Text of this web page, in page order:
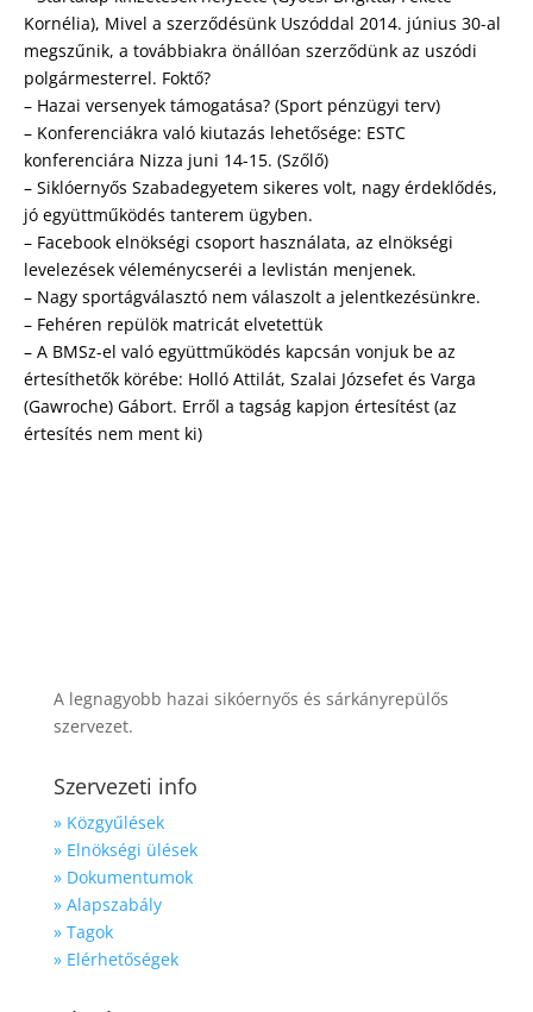
Kornélia), Mivel a szerződésünk Uszóddal 2014. június 30-al
megszűnik, a továbbiakra önállóan szerződünk az uszódi
polgármesterrel. Foktő?
– Hazai versenyek támogatása? (Sport pénzügyi terv)
– Konferenciákra való kiutazás lehetősége: ESTC
konferenciára Nizza juni 14-15. (Szőlő)
– Siklóernyős Szabadegyetem sikeres volt, nagy érdeklődés,
jó együttműködés tanterem ügyben.
– Facebook elnökségi csoport használata, az elnökségi
levelezések véleménycseréi a levlistán menjenek.
– Nagy sportágválasztó nem válaszolt a jelentkezésünkre.
– Fehéren repülök matricát elvetettük
– A BMSz-el való együttműködés kapcsán vonjuk be az
értesíthetők körébe: Holló Attilát, Szalai Józsefet és Varga
(Gawroche) Gábort. Erről a tagság kapjon értesítést (az
értesítés nem ment ki)
A legnagyobb hazai sikóernyős és sárkányrepülős
szervezet.
Szervezeti info
» Közgyűlések
» Elnökségi ülések
» Dokumentumok
» Alapszabály
» Tagok
» Elérhetőségek